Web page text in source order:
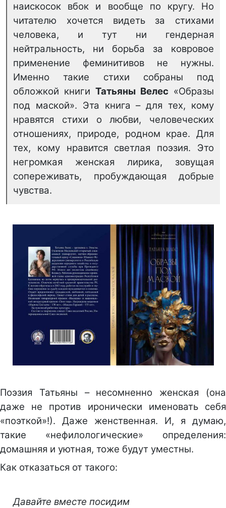
наискосок вбок и вообще по кругу. Но
читателю хочется видеть за стихами
человека, и тут ни гендерная
нейтральность, ни борьба за ковровое
применение феминитивов не нужны.
Именно такие стихи собраны под
обложкой книги Татьяны Велес «Образы
под маской». Эта книга – для тех, кому
нравятся стихи о любви, человеческих
отношениях, природе, родном крае. Для
тех, кому нравится светлая поэзия. Это
негромкая женская лирика, зовущая
сопереживать, пробуждающая добрые
чувства.
Поэзия Татьяны – несомненно женская (она
даже не против иронически именовать себя
«поэткой»!). Даже женственная. И, я думаю,
такие «нефилологические» определения:
домашняя и уютная, тоже будут уместны.
Как отказаться от такого:
Давайте вместе посидим